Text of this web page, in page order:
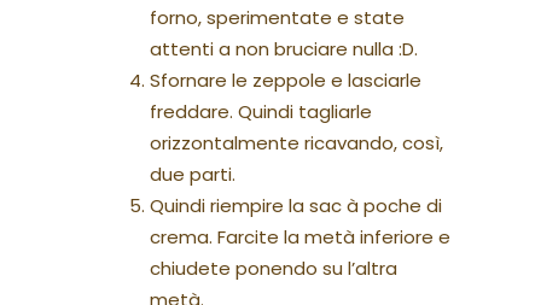
forno, sperimentate e state
attenti a non bruciare nulla :D.
Sfornare le zeppole e lasciarle
freddare. Quindi tagliarle
orizzontalmente ricavando, così,
due parti.
Quindi riempire la sac à poche di
crema. Farcite la metà inferiore e
chiudete ponendo su l’altra
metà.